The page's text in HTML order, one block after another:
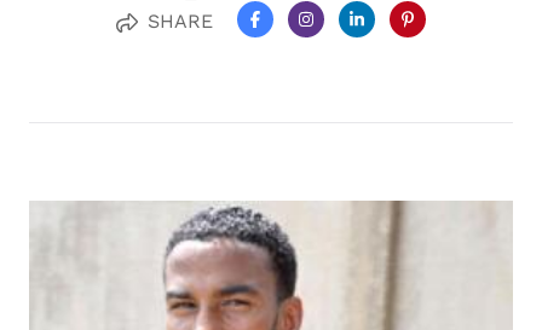
SHARE